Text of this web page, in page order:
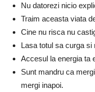
Nu datorezi nicio
Traim aceasta viata
Cine nu risca nu
Lasa totul sa curga si
Accesul la energia ta
Sunt mandru ca
mergi inapoi.